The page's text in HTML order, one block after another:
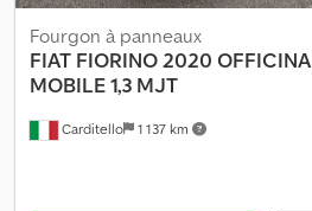
Carditello 1 137 km
Fourgon à panneaux
FIAT FIORINO 2020 OFFICINA
MOBILE 1,3 MJT